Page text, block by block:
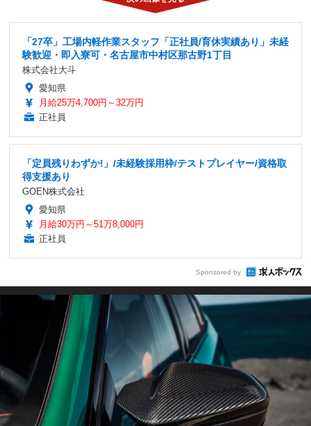
「27卒」工場内軽作業スタッフ「正社員/育休実績あり」未経
験歓迎・即入寮可・名古屋市中村区那古野1丁目
株式会社大斗
愛知県
月給25万4,700円～32万円
正社員
「定員残りわずか!」/未経験採用枠/テストプレイヤー/資格取
得支援あり
GOEN株式会社
愛知県
月給30万円～51万8,000円
正社員
Sponsored by